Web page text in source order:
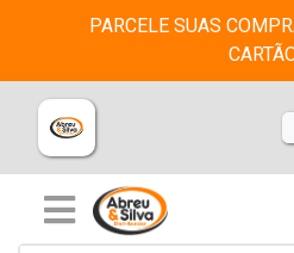
PARCELE SUAS